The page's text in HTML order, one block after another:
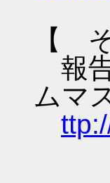
【
報
ムマ